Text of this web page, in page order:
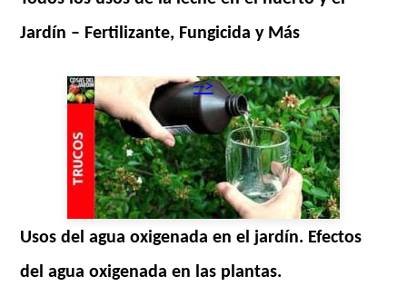
Jardín – Fertilizante, Fungicida y Más
-->
Usos del agua oxigenada en el jardín. Efectos
del agua oxigenada en las plantas.